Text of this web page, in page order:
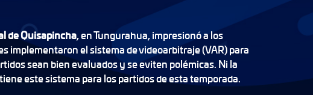
de Quisapincha, en Tungurahua, impresionó a los
implementaron el sistema de videoarbitraje (VAR) para
sean bien evaluados y se eviten polémicas. Ni la
este sistema para los partidos de esta temporada.